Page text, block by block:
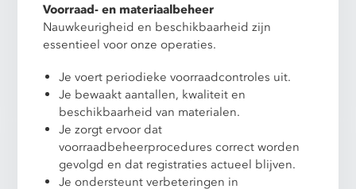
Voorraad- en materiaalbeheer
Nauwkeurigheid en beschikbaarheid zijn
essentieel voor onze operaties.
Je voert periodieke voorraadcontroles uit.
Je bewaakt aantallen, kwaliteit en
beschikbaarheid van materialen.
Je zorgt ervoor dat
voorraadbeheerprocedures correct worden
gevolgd en dat registraties actueel blijven.
Je ondersteunt verbeteringen in